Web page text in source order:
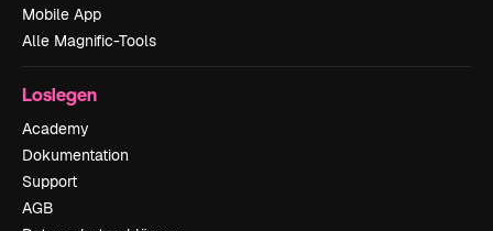
Mobile App
Alle Magnific-Tools
Loslegen
Academy
Dokumentation
Support
AGB